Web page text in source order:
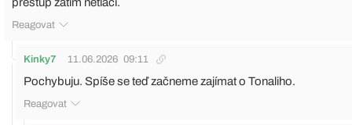
Reagovat
Kinky7 11.06.2026 09:11
Pochybuju. Spíše se teď začneme zajímat o Tonaliho.
Reagovat